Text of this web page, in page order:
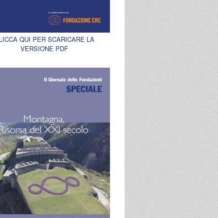
QUI PER SCARICARE LA
VERSIONE PDF